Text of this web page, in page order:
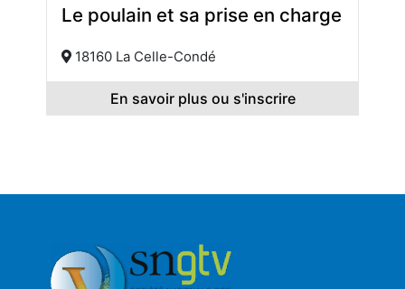
Le poulain et sa prise en charge
18160 La Celle-Condé
En savoir plus ou s'inscrire